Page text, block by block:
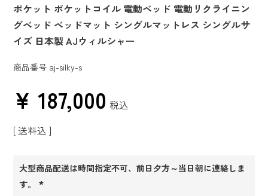
ポケット ポケットコイル 電動ベッド 電動リクライニン
グベッド ベッドマット シングルマットレス シングルサ
イズ 日本製 AJウィルシャー
商品番号 aj-silky-s
¥ 187,000 税込
送料込
大型商品配送は時間指定不可、前日夕方～当日朝に連絡しま
す。